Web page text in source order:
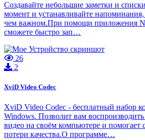
Создавайте небольшие заметки и
момент и устанавливайте
чем важном.При помощи приложения
сможете быстро зап…
26
2
XviD Video Codec
XviD Video Codec - бесплатный набор
Windows. Позволит вам
видео на своём компьютере и помогает
потери качества.О программе…